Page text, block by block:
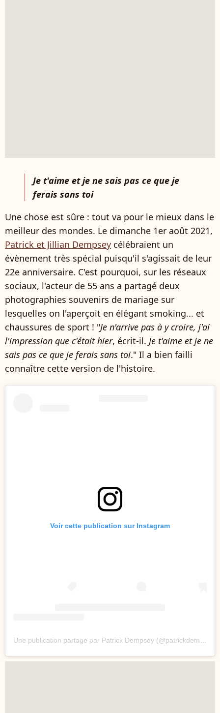
Je t'aime et je ne sais pas ce que je
ferais sans toi
Une chose est sûre : tout va pour le mieux dans le
meilleur des mondes. Le dimanche 1er août 2021,
Patrick et Jillian Dempsey célébraient un
évènement très spécial puisqu'il s'agissait de leur
22e anniversaire. C'est pourquoi, sur les réseaux
sociaux, l'acteur de 55 ans a partagé deux
photographies souvenirs de mariage sur
lesquelles on l'aperçoit en élégant smoking... et
chaussures de sport ! "Je n'arrive pas à y croire, j'ai
l'impression que c'était hier, écrit-il. Je t'aime et je ne
sais pas ce que je ferais sans toi." Il a bien failli
connaître cette version de l'histoire.
Voir cette publication sur Instagram